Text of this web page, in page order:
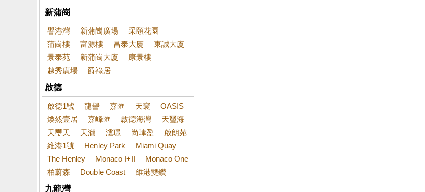
新蒲崗
譽港灣 新蒲崗廣場
采頤花園
蒲崗樓
富源樓 昌泰大廈
東誠大廈
景泰苑
新蒲崗大廈
康景樓
越秀廣場
爵祿居
啟德
啟德1號 龍譽 嘉匯 天寰
OASIS
煥然壹居
嘉峰匯 啟德海灣
天璽海
天璽天
天瀧 澐璟 尚珒盈
啟朗苑
維港1號
Henley Park
Miami Quay
The Henley
Monaco I+II
Monaco One
柏蔚森
Double Coast 維港雙鑽
九龍灣